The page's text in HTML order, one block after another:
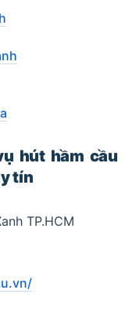
hút hầm cầu
tín
TP.HCM